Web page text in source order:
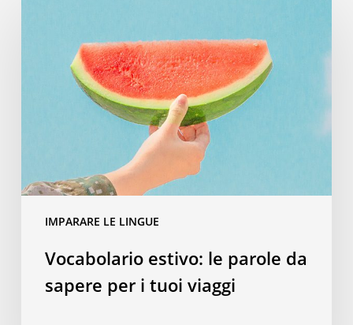
IMPARARE LE LINGUE
viaggi
Vocabolario estivo: le parole da
sapere per i tuoi viaggi